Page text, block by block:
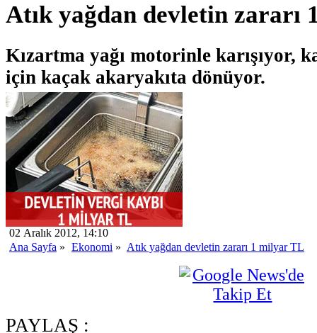
Atık yağdan devletin zararı
Kızartma yağı motorinle karışıyor,
için kaçak akaryakıta dönüyor.
02 Aralık 2012, 14:10
Ana Sayfa » Ekonomi » Atık yağdan devletin zararı 1 milyar TL
PAYLAŞ :